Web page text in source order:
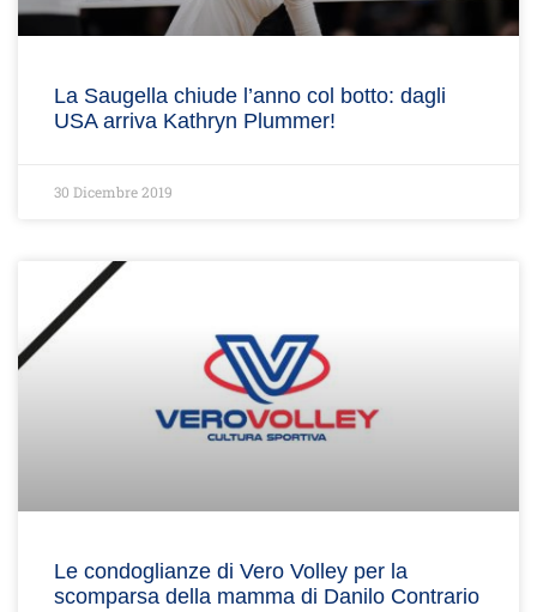
La Saugella chiude l’anno col botto: dagli
USA arriva Kathryn Plummer!
30 Dicembre 2019
Le condoglianze di Vero Volley per la
scomparsa della mamma di Danilo Contrario